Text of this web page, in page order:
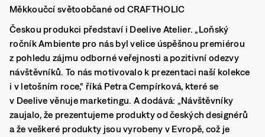
Měkkoučcí světoobčané od CRAFTHOLIC
Českou produkci představí i Deelive Atelier. „Loňský
ročník Ambiente pro nás byl velice úspěšnou premiérou
z pohledu zájmu odborné veřejnosti a pozitivní odezvy
návštěvníků. To nás motivovalo k prezentaci naší kolekce
i v letošním roce,“ říká Petra Cempírková, které se
v Deelive věnuje marketingu. A dodává: „Návštěvníky
zaujalo, že prezentujeme produkty od českých designérů
a že veškeré produkty jsou vyrobeny v Evropě, což je